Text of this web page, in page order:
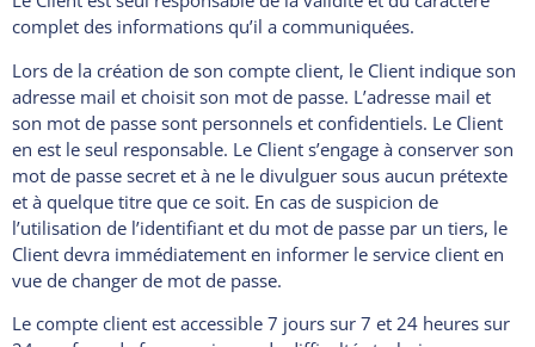
complet des informations qu’il a communiquées.
Lors de la création de son compte client, le Client indique son
adresse mail et choisit son mot de passe. L’adresse mail et
son mot de passe sont personnels et confidentiels. Le Client
en est le seul responsable. Le Client s’engage à conserver son
mot de passe secret et à ne le divulguer sous aucun prétexte
et à quelque titre que ce soit. En cas de suspicion de
l’utilisation de l’identifiant et du mot de passe par un tiers, le
Client devra immédiatement en informer le service client en
vue de changer de mot de passe.
Le compte client est accessible 7 jours sur 7 et 24 heures sur